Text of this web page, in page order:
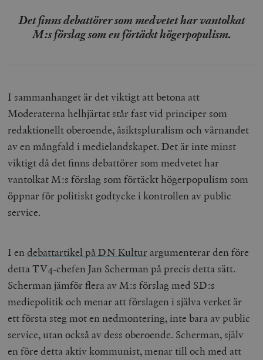
Det finns debattörer som medvetet har vantolkat
M:s förslag som en förtäckt högerpopulism.
I sammanhanget är det viktigt att betona att
Moderaterna helhjärtat står fast vid principer som
redaktionellt oberoende, åsiktspluralism och värnandet
av en mångfald i medielandskapet. Det är inte minst
viktigt då det finns debattörer som medvetet har
vantolkat M:s förslag som förtäckt högerpopulism som
öppnar för politiskt godtycke i kontrollen av public
service.
I endebattartikel på DN Kultur argumenterar den före
detta TV4-chefen Jan Scherman på precis detta sätt.
Scherman jämför flera av M:s förslag med SD:s
mediepolitik och menar att förslagen i själva verket är
ett första steg mot en nedmontering, inte bara av public
service, utan också av dess oberoende. Scherman, själv
en före detta aktiv kommunist, menar till och med att